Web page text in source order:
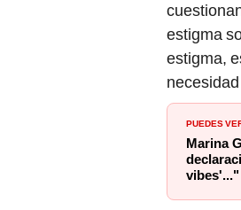
estigma
estigma,
PUEDES
Marina
vibes'..."